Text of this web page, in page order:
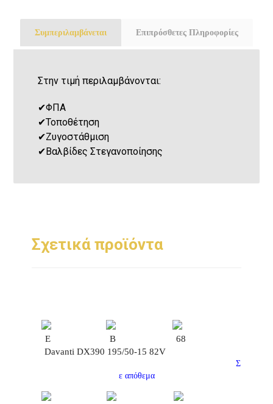
Συμπεριλαμβάνεται Επιπρόσθετες Πληροφορίες
Στην τιμή περιλαμβάνονται:
✔ΦΠΑ
✔Τοποθέτηση
✔Ζυγοστάθμιση
✔Βαλβίδες Στεγανοποίησης
Σχετικά προϊόντα
E B
68
Davanti DX390 195/50-15 82V
Σ
ε απόθεμα